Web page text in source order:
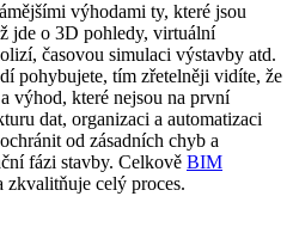
výhodami ty, které jsou
jde o 3D pohledy, virtuální
časovou simulaci výstavby atd.
pohybujete, tím zřetelněji vidíte, že
výhod, které nejsou na první
dat, organizaci a automatizaci
od zásadních chyb a
fázi stavby. Celkově BIM
zkvalitňuje celý proces.